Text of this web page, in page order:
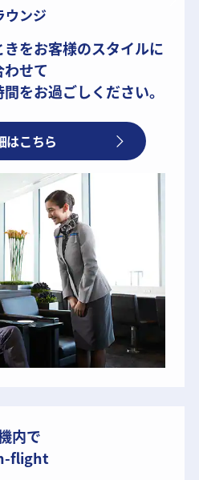
ウンジ
をお客様のスタイルに
わせて
をお過ごしください。
はこちら
内で
flight